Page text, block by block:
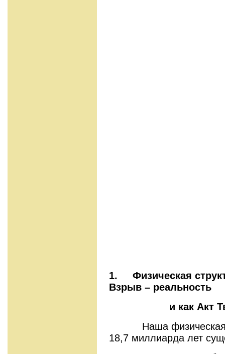
1. Физическая
Взрыв – реальность
и как Акт
Наша
18,7 миллиарда лет